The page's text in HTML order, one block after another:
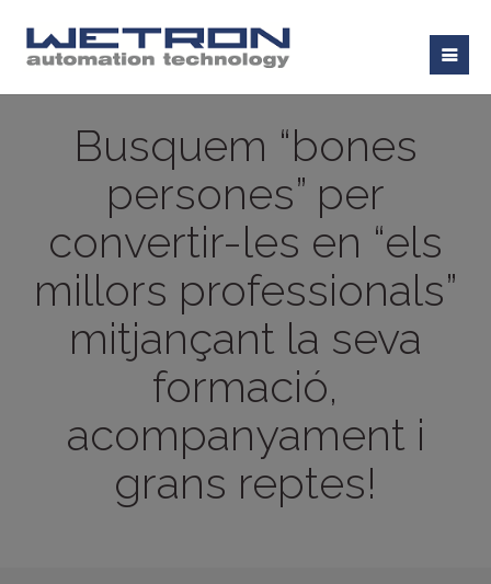
Busquem “bones
persones” per
convertir-les en “els
millors professionals”
mitjançant la seva
formació,
acompanyament i
grans reptes!